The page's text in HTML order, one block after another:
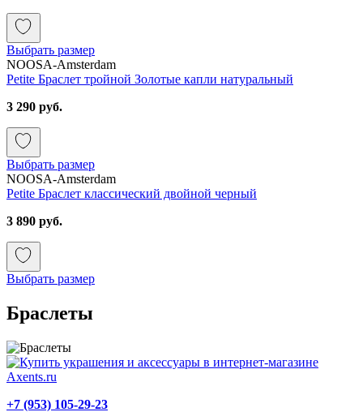
Выбрать размер
NOOSA-Amsterdam
Petite Браслет тройной Золотые капли натуральный
3 290 руб.
Выбрать размер
NOOSA-Amsterdam
Petite Браслет классический двойной черный
3 890 руб.
Выбрать размер
Браслеты
+7 (953) 105-29-23